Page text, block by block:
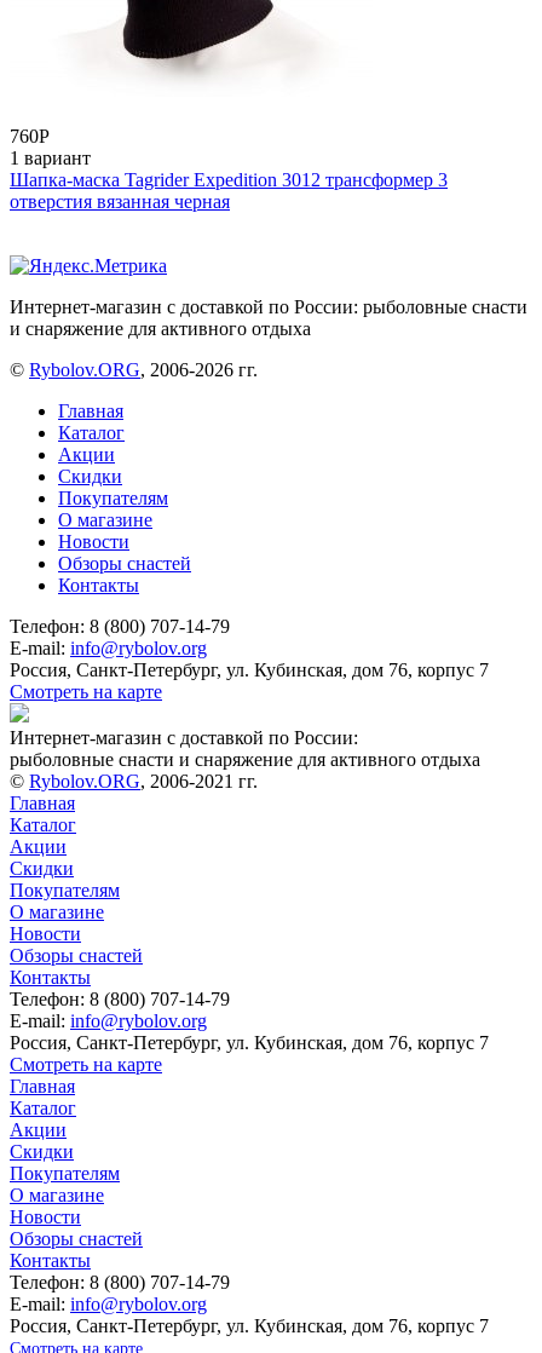
760Р
1 вариант
Шапка-маска Tagrider Expedition 3012 трансформер 3
отверстия вязанная черная
Интернет-магазин с доставкой по России: рыболовные снасти
и снаряжение для активного отдыха
© Rybolov.ORG, 2006-2026 гг.
Главная
Каталог
Акции
Скидки
Покупателям
О магазине
Новости
Обзоры снастей
Контакты
Телефон: 8 (800) 707-14-79
E-mail: info@rybolov.org
Россия, Санкт-Петербург, ул. Кубинская, дом 76, корпус 7
Смотреть на карте
Интернет-магазин с доставкой по России:
рыболовные снасти и снаряжение для активного отдыха
© Rybolov.ORG, 2006-2021 гг.
Главная
Каталог
Акции
Скидки
Покупателям
О магазине
Новости
Обзоры снастей
Контакты
Телефон: 8 (800) 707-14-79
E-mail: info@rybolov.org
Россия, Санкт-Петербург, ул. Кубинская, дом 76, корпус 7
Смотреть на карте
Главная
Каталог
Акции
Скидки
Покупателям
О магазине
Новости
Обзоры снастей
Контакты
Телефон: 8 (800) 707-14-79
E-mail: info@rybolov.org
Россия, Санкт-Петербург, ул. Кубинская, дом 76, корпус 7
Смотреть на карте